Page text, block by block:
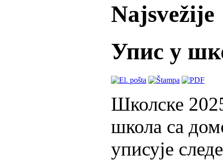
Najsvežije
Упис у
Школске
школа са
уписује